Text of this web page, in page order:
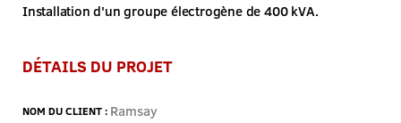
Installation d'un groupe électrogène de 400 kVA.
DÉTAILS DU PROJET
NOM DU CLIENT : Ramsay